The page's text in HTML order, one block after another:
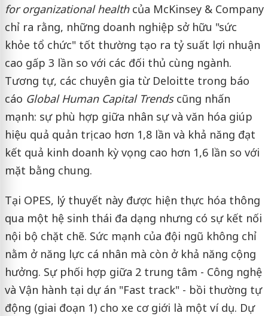
for organizational healthcủa McKinsey & Company
chỉ ra rằng, những doanh nghiệp sở hữu "sức
khỏe tổ chức" tốt thường tạo ra tỷ suất lợi nhuận
cao gấp 3 lần so với các đối thủ cùng ngành.
Tương tự, các chuyên gia từ Deloitte trong báo
cáo Global Human Capital Trendscũng nhấn
mạnh: sự phù hợp giữa nhân sự và văn hóa giúp
hiệu quả quản trị cao hơn 1,8 lần và khả năng đạt
kết quả kinh doanh kỳ vọng cao hơn 1,6 lần so với
mặt bằng chung.
Tại OPES, lý thuyết này được hiện thực hóa thông
qua một hệ sinh thái đa dạng nhưng có sự kết nối
nội bộ chặt chẽ. Sức mạnh của đội ngũ không chỉ
nằm ở năng lực cá nhân mà còn ở khả năng cộng
hưởng. Sự phối hợp giữa 2 trung tâm - Công nghệ
và Vận hành tại dự án "Fast track" - bồi thường tự
động (giai đoạn 1) cho xe cơ giới là một ví dụ. Dự